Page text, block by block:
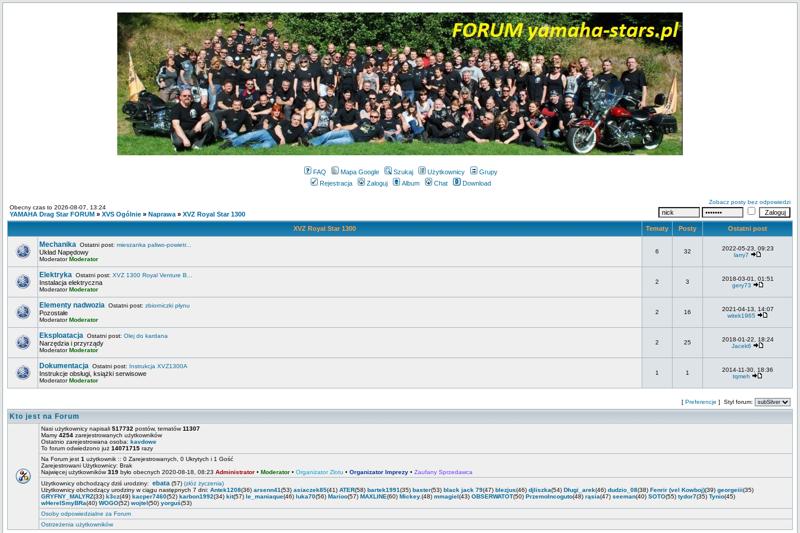
FAQ Mapa Google Szukaj Użytkownicy
Grupy
Rejestracja
Zaloguj Album Chat Download
Obecny czas to 2026-08-07, 13:24
YAMAHA Drag Star FORUM » XVS Ogólnie » Naprawa » XVZ Royal Star 1300
Zobacz posty bez odpowiedzi
XVZ Royal Star 1300 Tematy Posty Ostatni post
Mechanika Ostatni post: mieszanka paliwo-powietr...
Układ Napędowy
ModeratorModerator
6 32
2022-05-23, 09:23
larry7
Elektryka Ostatni post: XVZ 1300 Royal Venture B...
Instalacja elektryczna
ModeratorModerator
2 3
2018-03-01, 01:51
gery73
Elementy nadwozia Ostatni post: zbiorniczki płynu
Pozostałe
ModeratorModerator
2 16
2021-04-13, 14:07
witek1965
Eksploatacja Ostatni post: Olej do kardana
Narzędzia i przyrządy
ModeratorModerator
2 25
2018-01-22, 18:24
Jacek6
Dokumentacja Ostatni post: Instrukcja XVZ1300A
Instrukcje obsługi, książki serwisowe
ModeratorModerator
1 1
2014-11-30, 18:36
tqmeh
[ Preferencje ] Styl forum:
Kto jest na Forum
Nasi użytkownicy napisali 517732 postów, tematów11307
Mamy 4254 zarejestrowanych użytkowników
Ostatnio zarejestrowana osoba: kavdowe
To forum odwiedzono już 14071715 razy
Na Forum jest 1 użytkownik :: 0 Zarejestrowanych, 0 Ukrytych i 1 Gość
Zarejestrowani Użytkownicy: Brak
Najwięcej użytkowników319 było obecnych 2020-08-18, 08:23 Administrator • Moderator • Organizator Zlotu • Organizator Imprezy • Zaufany Sprzedawca
Użytkownicy obchodzący dziś urodziny: ebata (57) (złóż życzenia)
Użytkownicy obchodzący urodziny w ciągu następnych 7 dni: Antek1208(36) arsenn41(53) asiaczek85(41) ATER(58) bartek1991(35) baster(53) black jack 79(47) blezjus(46) djliszka(54) Długi_arek(46) dudzio_08(38) Fenrir (vel Kowboj)(39) georgeiii(35)
GRYFNY_MALYRZ(33) k3cz(49) kacper7460(52) karbon1992(34) kit(57) le_maniaque(46) luka70(56) Marioo(57) MAXLINE(60) Mickey.(48) mmagiel(43) OBSERWATOT(50) PrzemoIncoguto(48) rąsia(47) seeman(40) SOTO(55) tydor7(35) Tynio(45)
wHereISmyBRa(40) WOGO(52) wojtel(50) yorguś(53)
Osoby odpowiedzialne za Forum
Ostrzeżenia użytkowników